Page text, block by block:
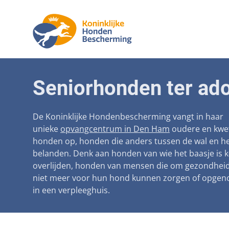
Verplichte
Seniorhonden ter
De Koninklijke Hondenbescherming vangt in haar
unieke opvangcentrum in Den Ham oudere en
honden op, honden die anders tussen de wal en
belanden. Denk aan honden van wie het baasje is
overlijden, honden van mensen die om
niet meer voor hun hond kunnen zorgen of
in een verpleeghuis.